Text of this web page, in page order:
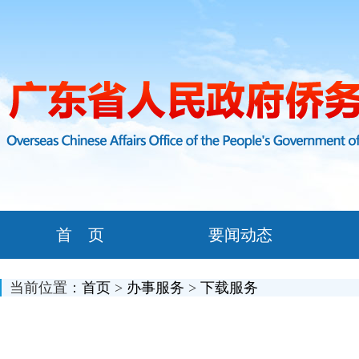
首 页 要闻动态
当前位置： 首页 > 办事服务 > 下载服务